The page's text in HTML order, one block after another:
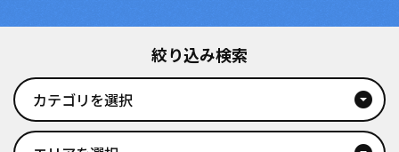
絞り込み検索
カテゴリを選択 arrow_drop_down_circle